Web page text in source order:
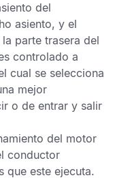
del
asiento, y el
parte trasera del
controlado a
cual se selecciona
mejor
o de entrar y salir
del motor
conductor
que este ejecuta.